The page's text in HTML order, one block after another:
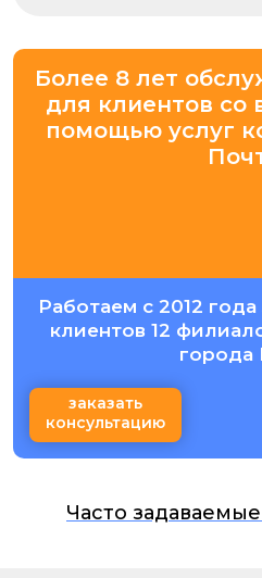
Более 8 лет
для клиентов со
помощью услуг
Работаем с 2012
клиентов 12
города
заказать
консультацию
Часто